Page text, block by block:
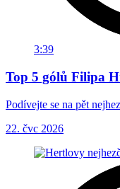
3:39
Top 5 gólů Filipa
Podívejte se na pět
22. čvc 2026